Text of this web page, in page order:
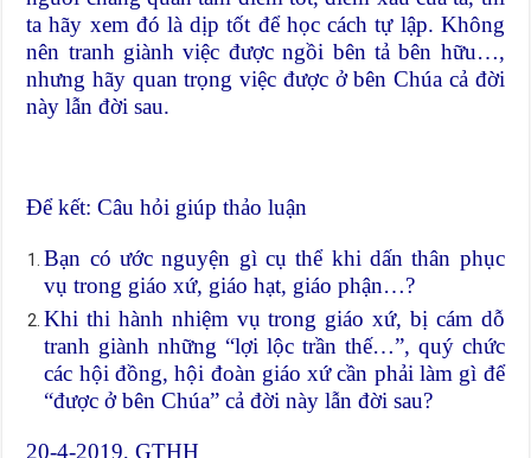
ta hãy xem đó là dịp tốt để học cách tự lập. Không
nên tranh giành việc được ngồi bên tả bên hữu…,
nhưng hãy quan trọng việc được ở bên Chúa cả đời
này lẫn đời sau.
Để kết: Câu hỏi giúp thảo luận
Bạn có ước nguyện gì cụ thể khi dấn thân phục
vụ trong giáo xứ, giáo hạt, giáo phận…?
Khi thi hành nhiệm vụ trong giáo xứ, bị cám dỗ
tranh giành những “lợi lộc trần thế…”, quý chức
các hội đồng, hội đoàn giáo xứ cần phải làm gì để
“được ở bên Chúa” cả đời này lẫn đời sau?
20-4-2019, GTHH